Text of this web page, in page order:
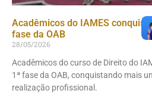
Acadêmicos do IAMES
fase da OAB
28/05/2026
Acadêmicos do curso de Direito do
1ª fase da OAB, conquistando mais
realização profissional.